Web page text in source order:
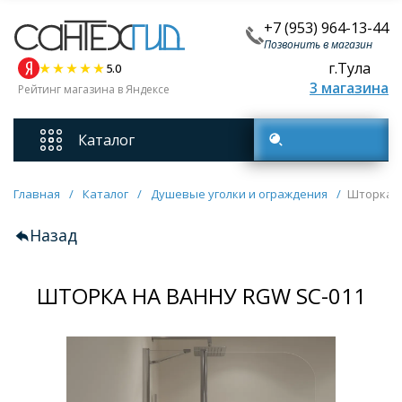
+7 (953) 964-13-44
Позвонить в магазин
5.0
Рейтинг магазина в Яндексе
г.Тула
3 магазина
Каталог
Смесители
Унитазы
Мебель для ванных комнат
Главная / Каталог / Душевые уголки и ограждения / Шторка
Назад
ШТОРКА НА ВАННУ RGW SC-011